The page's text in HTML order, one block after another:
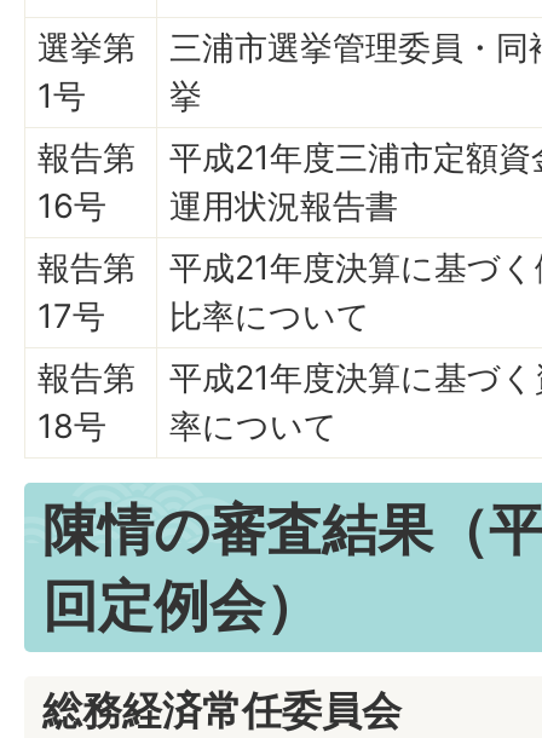
選挙第
1号
三浦市選挙管理委員・同
挙
報告第
16号
平成21年度三浦市定額
運用状況報告書
報告第
17号
平成21年度決算に基づ
比率について
報告第
18号
平成21年度決算に基づ
率について
陳情の審査結果（
回定例会）
総務経済常任委員会